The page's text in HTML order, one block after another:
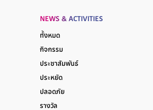
NEWS & ACTIVITIES
ทั้งหมด
กิจกรรม
ประชาสัมพันธ์
ประหยัด
ปลอดภัย
รางวัล